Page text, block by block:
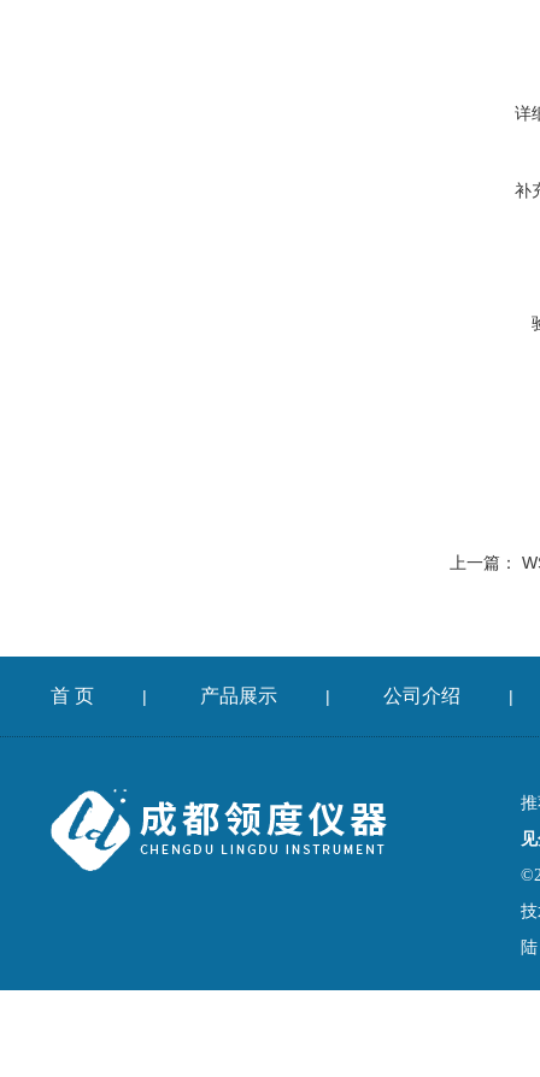
详
补
上一篇：
首 页 | 产品展示 | 公司介绍 |
陆